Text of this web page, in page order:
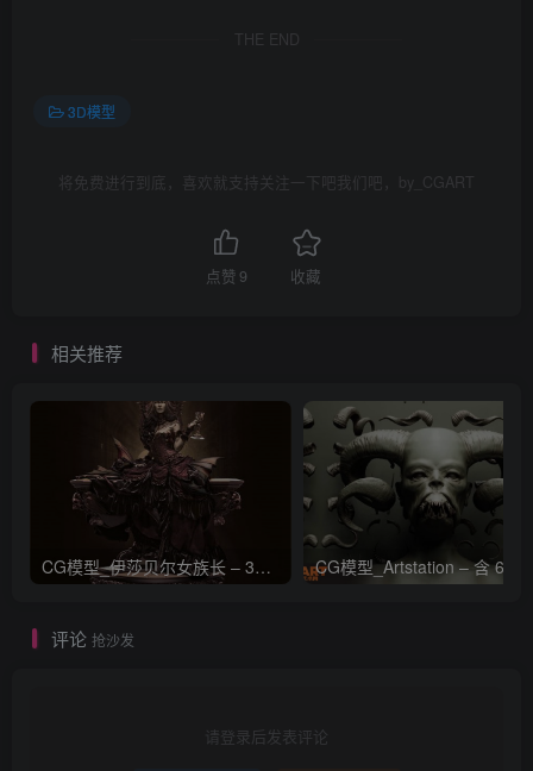
THE END
3D模型
将免费进行到底，喜欢就支持关注一下吧我们吧，by_CGART
点赞 9 收藏
相关推荐
CG模型_伊莎贝尔女族长 – 3D 模型_CGART_模型下载
评论 抢沙发
请登录后发表评论